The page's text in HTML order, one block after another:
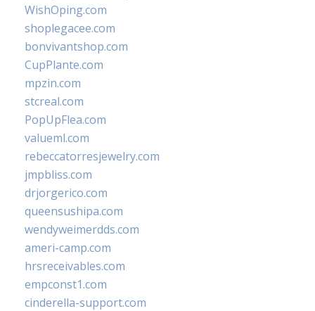
WishOping.com
shoplegacee.com
bonvivantshop.com
CupPlante.com
mpzin.com
stcreal.com
PopUpFlea.com
valueml.com
rebeccatorresjewelry.com
jmpbliss.com
drjorgerico.com
queensushipa.com
wendyweimerdds.com
ameri-camp.com
hrsreceivables.com
empconst1.com
cinderella-support.com